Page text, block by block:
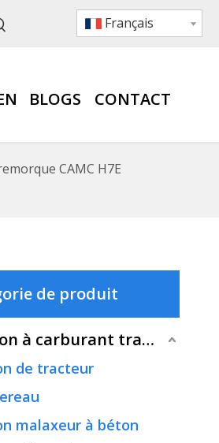
Français
BLOGS CONTACT
CAMC H7E
de produit
Camion à carburant traditionnel
de tracteur
malaxeur à béton